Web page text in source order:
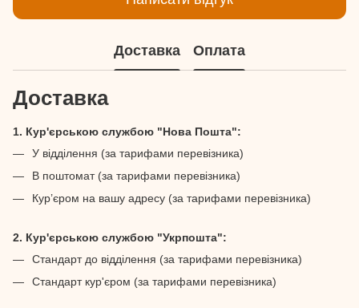
Доставка Оплата
Доставка
1. Кур'єрською службою "Нова Пошта":
У відділення (за тарифами перевізника)
В поштомат (за тарифами перевізника)
Кур’єром на вашу адресу (за тарифами перевізника)
2. Кур'єрською службою "Укрпошта":
Стандарт до відділення (за тарифами перевізника)
Стандарт кур'єром (за тарифами перевізника)